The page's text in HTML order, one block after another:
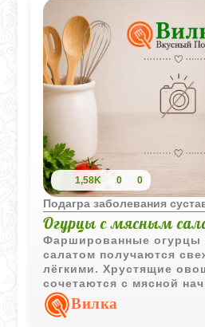
1,58K 0 0
Подагра заболевания
Огурцы с мясным
Фаршированные огурцы
салатом получаются
лёгкими. Хрустящие
сочетаются с мясной
сметанной заправкой.
Вилка